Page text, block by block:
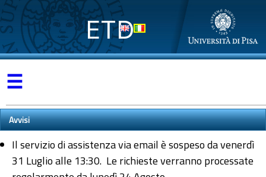
ETD
☰
Avvisi
Il servizio di assistenza via email è sospeso da venerdì
31 Luglio alle 13:30. Le richieste verranno processate